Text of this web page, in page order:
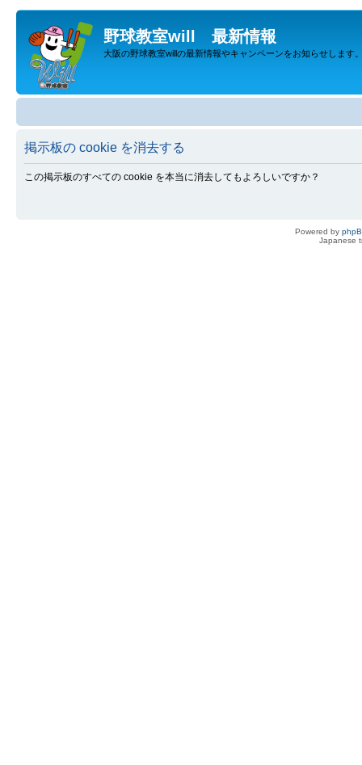
野球教室will 最新情報
大阪の野球教室willの最新情報やキャンペーンをお知らせします
掲示板の cookie を消去する
この掲示板のすべての cookie を本当に消去してもよろしいですか？
Powered by
Japanese